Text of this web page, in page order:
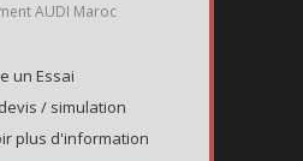
AUDI Maroc
un Essai
/ simulation
plus d'information